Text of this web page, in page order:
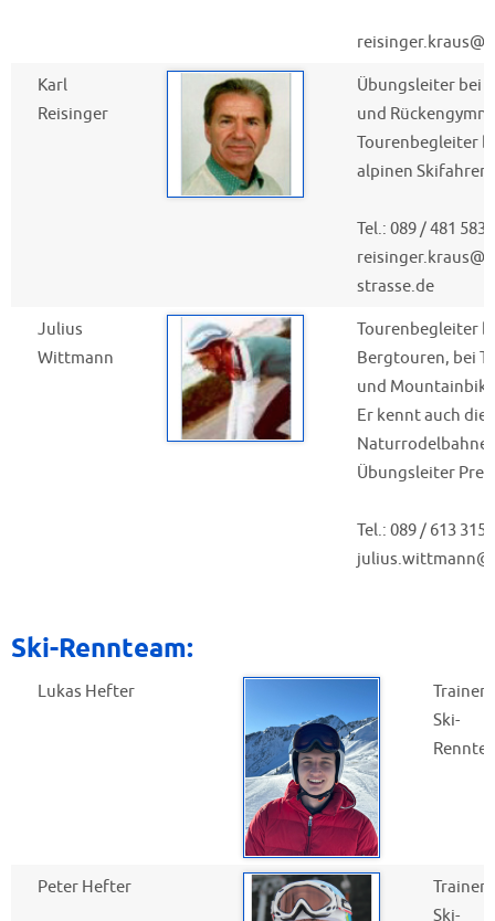
Karl
Reisinger
Übungsleiter bei
und
Tourenbegleiter
alpinen Skifahren.
Tel.: 089 / 481 583
strasse.de
Julius
Wittmann
Tourenbegleiter
Bergtouren, bei
und
Er kennt auch die
Übungsleiter
Tel.: 089 / 613 3156
Ski-Rennteam:
Lukas Hefter
Trainer
Ski-
Peter Hefter
Trainer
Ski-